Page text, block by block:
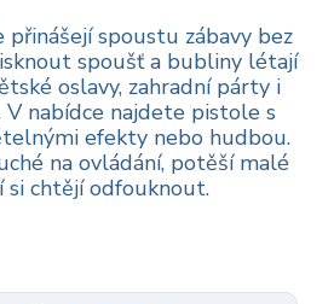
spoustu zábavy bez
spoušť a bubliny létají
oslavy, zahradní párty i
nabídce najdete pistole s
efekty nebo hudbou.
na ovládání, potěší malé
si chtějí odfouknout.